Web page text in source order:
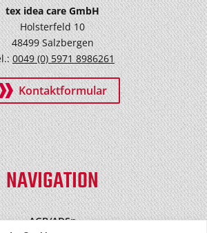
tex idea care GmbH
Holsterfeld 10
48499 Salzbergen
0049 (0) 5971 8986261
Kontaktformular
NAVIGATION
AGB/ADSp